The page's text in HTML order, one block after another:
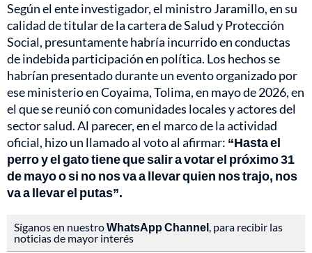
Según el ente investigador, el ministro Jaramillo, en su
calidad de titular de la cartera de Salud y Protección
Social, presuntamente habría incurrido en conductas
de indebida participación en política. Los hechos se
habrían presentado durante un evento organizado por
ese ministerio en Coyaima, Tolima, en mayo de 2026, en
el que se reunió con comunidades locales y actores del
sector salud. Al parecer, en el marco de la actividad
oficial, hizo un llamado al voto al afirmar: “Hasta el
perro y el gato tiene que salir a votar el próximo 31
de mayo o si no nos va a llevar quien nos trajo, nos
va a llevar el putas”.
Síganos en nuestroWhatsApp Channel, para recibir las
noticias de mayor interés